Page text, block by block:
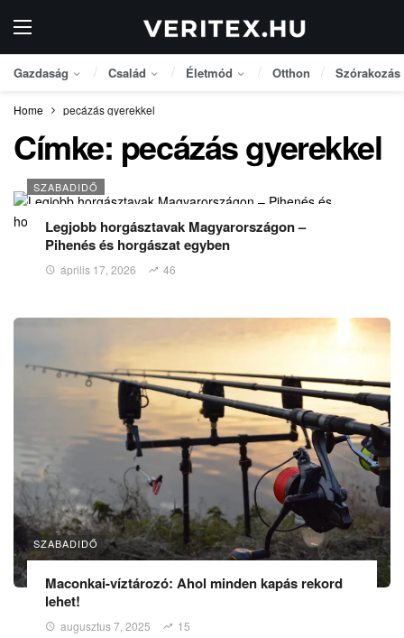
Gazdaság Család Életmód Otthon Szórakozás
Home pecázás gyerekkel
Címke: pecázás gyerekkel
SZABADIDŐ
Legjobb horgásztavak Magyarországon –
Pihenés és horgászat egyben
április 17, 2026 46
SZABADIDŐ
Maconkai-víztározó: Ahol minden kapás rekord
lehet!
augusztus 7, 2025 15